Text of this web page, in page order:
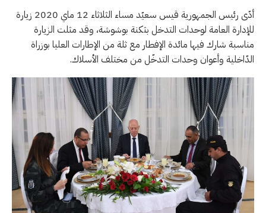
أدّى رئيس الجمهورية قيس سعيّد مساء الثلاثاء 12 ماي 2020 زيارة
للإدارة العامة لوحدات التدخل بثكنة بوشوشة، وقد مثلت الزيارة
مناسبة شارك فيها مائدة الإفطار مع ثلة من الإطارات العليا بوزراة
الدّاخلية وأعوان وحدات التدخّل من مختلف الأسلاك.